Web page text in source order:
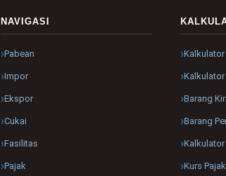
NAVIGASI
Pabean
Impor
Ekspor
Cukai
Fasilitas
Pajak
Kalkulator
Barang
Barang
Kurs Pajak